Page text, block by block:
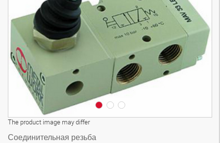
The product image may differ
Трехмерная модель
Соединительная резьба